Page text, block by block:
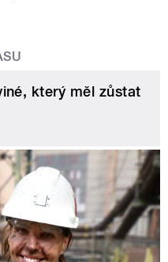
který měl zůstat